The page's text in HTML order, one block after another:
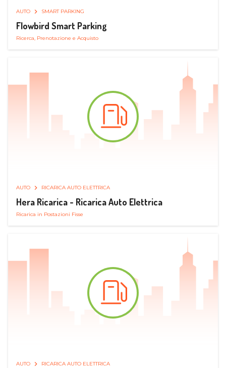
AUTO SMART PARKING
Flowbird Smart Parking
Ricerca, Prenotazione e Acquisto
AUTO RICARICA AUTO ELETTRICA
Hera Ricarica - Ricarica Auto Elettrica
Ricarica in Postazioni Fisse
AUTO RICARICA AUTO ELETTRICA